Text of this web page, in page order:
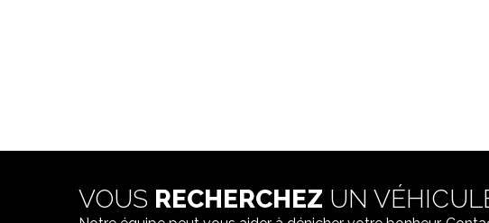
VOUS RECHERCHEZ UN